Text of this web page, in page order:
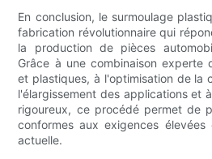
En conclusion, le surmoulage
fabrication révolutionnaire qui
la production de pièces
Grâce à une combinaison experte
et plastiques, à l'optimisation de la
l'élargissement des applications et
rigoureux, ce procédé permet de
conformes aux exigences élevées
actuelle.